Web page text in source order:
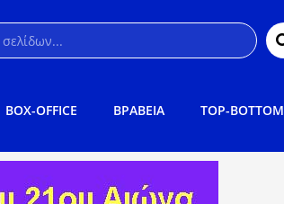
BOX-OFFICE ΒΡΑΒΕΙΑ TOP-BOTTOM